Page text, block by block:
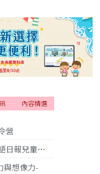
營
[營隊]📌2026年夏，超人氣國語日報兒童商學院搶先報！
與想像力-
內容精選